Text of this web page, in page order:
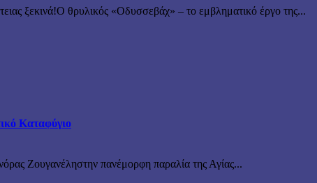
ξεκινά!Ο θρυλικός «Οδυσσεβάχ» – το εμβληματικό έργο της...
Καταφύγιο
Ζουγανέληστην πανέμορφη παραλία της Αγίας...